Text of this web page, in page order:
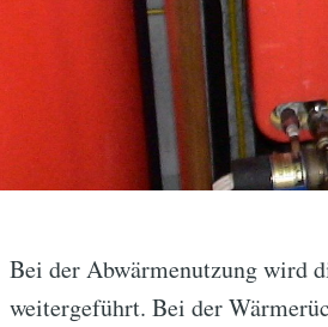
Bei der Abwärmenutzung wird
weitergeführt. Bei der